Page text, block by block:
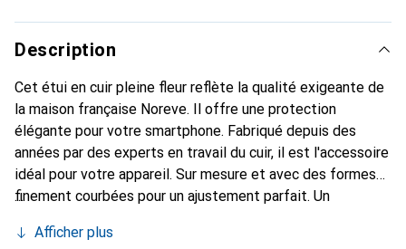
Description
Cet étui en cuir pleine fleur reflète la qualité exigeante de
la maison française Noreve. Il offre une protection
élégante pour votre smartphone. Fabriqué depuis des
années par des experts en travail du cuir, il est l'accessoire
idéal pour votre appareil. Sur mesure et avec des formes
finement courbées pour un ajustement parfait. Un
smartphone. La marque Noreve est reconnue
Afficher plus